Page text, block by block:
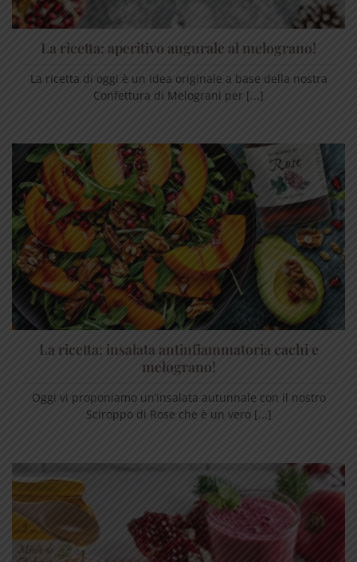
La ricetta: aperitivo augurale al melograno!
La ricetta di oggi è un idea originale a base della nostra
Confettura di Melograni per [...]
La ricetta: insalata antinfiammatoria cachi e
melograno!
Oggi vi proponiamo un’insalata autunnale con il nostro
Sciroppo di Rose che è un vero [...]